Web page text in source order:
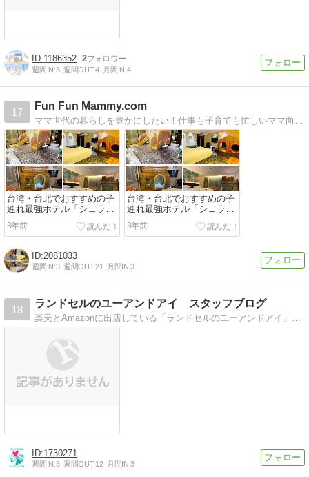
1186352 2
週間IN:3 週間OUT:4 月間IN:4
17
Fun Fun Mammy.com
台湾・台北でおすすめの子
連れ最強ホテル「シェラト
ングランド台北ホテル」の
キッズルーム4種類全部見
3年前
台湾・台北でおすすめの子
連れ最強ホテル「シェラト
ングランド台北ホテル」の
キッズルーム4種類全部見
3年前
2081033
週間IN:3 週間OUT:21 月間IN:3
18
ランドセルのユーアンドアイ スタッフブログ
1730271
週間IN:3 週間OUT:12 月間IN:3